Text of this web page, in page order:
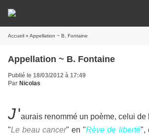
Accueil » Appellation ~ B. Fontaine
Appellation ~ B. Fontaine
Publié le 18/03/2012 à 17:49
Par Nicolas
J'aurais renommé un poème, celui de
"Le beau cancer" en "Rève de liberté",